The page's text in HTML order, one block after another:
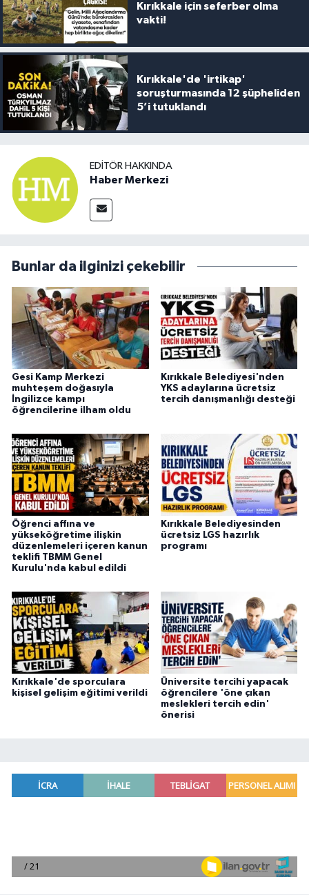
Kırıkkale için seferber olma
vakti!
Kırıkkale'de 'irtikap'
soruşturmasında 12 şüpheliden
5’i tutuklandı
EDITÖR HAKKINDA
Haber Merkezi
Bunlar da ilginizi çekebilir
Gesi Kamp Merkezi
muhteşem doğasıyla
İngilizce kampı
öğrencilerine ilham oldu
Kırıkkale Belediyesi'nden
YKS adaylarına ücretsiz
tercih danışmanlığı desteği
Öğrenci affına ve
yükseköğretime ilişkin
düzenlemeleri içeren kanun
teklifi TBMM Genel
Kurulu'nda kabul edildi
Kırıkkale Belediyesinden
ücretsiz LGS hazırlık
programı
Kırıkkale'de sporculara
kişisel gelişim eğitimi verildi
Üniversite tercihi yapacak
öğrencilere 'öne çıkan
meslekleri tercih edin'
önerisi